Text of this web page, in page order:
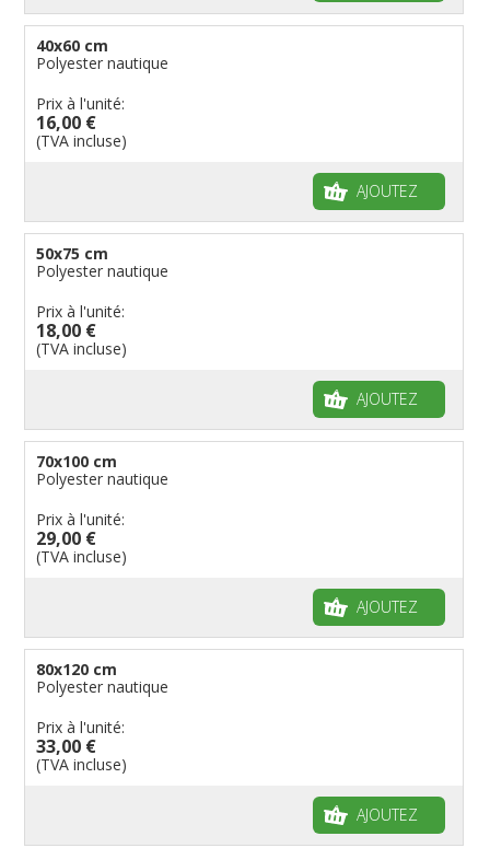
40x60 cm
Polyester nautique
Prix à l'unité:
16,00 €
(TVA incluse)
AJOUTEZ
50x75 cm
Polyester nautique
Prix à l'unité:
18,00 €
(TVA incluse)
AJOUTEZ
70x100 cm
Polyester nautique
Prix à l'unité:
29,00 €
(TVA incluse)
AJOUTEZ
80x120 cm
Polyester nautique
Prix à l'unité:
33,00 €
(TVA incluse)
AJOUTEZ